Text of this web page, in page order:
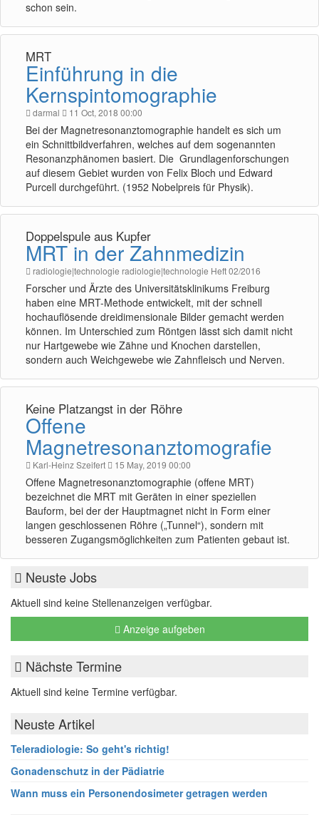
schon sein.
MRT
Einführung in die
Kernspintomographie
darmal 11 Oct, 2018 00:00
Bei der Magnetresonanztomographie handelt es sich um
ein Schnittbildverfahren, welches auf dem sogenannten
Resonanzphänomen basiert. Die Grundlagenforschungen
auf diesem Gebiet wurden von Felix Bloch und Edward
Purcell durchgeführt. (1952 Nobelpreis für Physik).
Doppelspule aus Kupfer
MRT in der Zahnmedizin
radiologie|technologie radiologie|technologie Heft 02/2016
Forscher und Ärzte des Universitätsklinikums Freiburg
haben eine MRT-Methode entwickelt, mit der schnell
hochauflösende dreidimensionale Bilder gemacht werden
können. Im Unterschied zum Röntgen lässt sich damit nicht
nur Hartgewebe wie Zähne und Knochen darstellen,
sondern auch Weichgewebe wie Zahnfleisch und Nerven.
Keine Platzangst in der Röhre
Offene
Magnetresonanztomografie
Karl-Heinz Szeifert 15 May, 2019 00:00
Offene Magnetresonanztomographie (offene MRT)
bezeichnet die MRT mit Geräten in einer speziellen
Bauform, bei der der Hauptmagnet nicht in Form einer
langen geschlossenen Röhre („Tunnel“), sondern mit
besseren Zugangsmöglichkeiten zum Patienten gebaut ist.
Neuste Jobs
Aktuell sind keine Stellenanzeigen verfügbar.
Anzeige aufgeben
Nächste Termine
Aktuell sind keine Termine verfügbar.
Neuste Artikel
Teleradiologie: So geht's richtig!
Gonadenschutz in der Pädiatrie
Wann muss ein Personendosimeter getragen werden